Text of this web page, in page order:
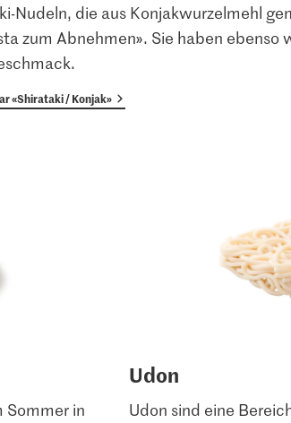
Nudeln, die aus Konjakwurzelmehl
zum Abnehmen». Sie haben ebenso
«Shirataki / Konjak»
Sommer in
Udon
Udon sind eine